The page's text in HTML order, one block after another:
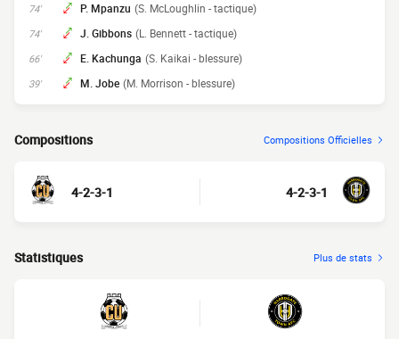
74' P. Mpanzu (S. McLoughlin - tactique)
74' J. Gibbons (L. Bennett - tactique)
66' E. Kachunga (S. Kaikai - blessure)
39' M. Jobe (M. Morrison - blessure)
Compositions Compositions Officielles
4-2-3-1 4-2-3-1
Statistiques Plus de stats